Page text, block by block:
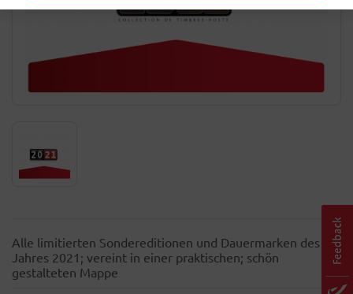
Alle limitierten Sondereditionen und Dauermarken des
Jahres 2021; vereint in einer praktischen; schön
gestalteten Mappe